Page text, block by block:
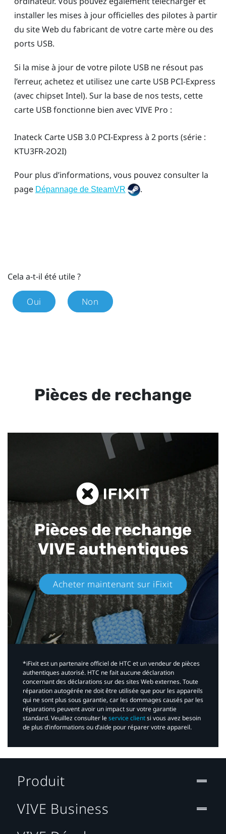
installer les mises à jour officielles des pilotes à partir
du site Web du fabricant de votre carte mère ou des
ports USB.
Si la mise à jour de votre pilote USB ne résout pas
l’erreur, achetez et utilisez une carte USB PCI-Express
(avec chipset Intel). Sur la base de nos tests, cette
carte USB fonctionne bien avec VIVE Pro :
InateckCarte USB 3.0 PCI-Express à 2 ports (série :
KTU3FR-2O2I)
Pour plus d’informations, vous pouvez consulter la
page Dépannage de SteamVR .
Cela a-t-il été utile ?
Oui Non
Pièces de rechange
Pièces de rechange
VIVE authentiques​
Acheter maintenant sur iFixit​
*iFixit est un partenaire officiel de HTC et un vendeur de pièces
authentiques autorisé. HTC ne fait aucune déclaration
concernant des déclarations sur des sites Web externes. Toute
réparation autogérée ne doit être utilisée que pour les appareils
qui ne sont plus sous garantie, car les dommages causés par les
réparations peuvent avoir un impact sur votre garantie
standard. Veuillez consulter leservice clientsi vous avez besoin
de plus d’informations ou d’aide pour réparer votre appareil.​
Produit
VIVE Business